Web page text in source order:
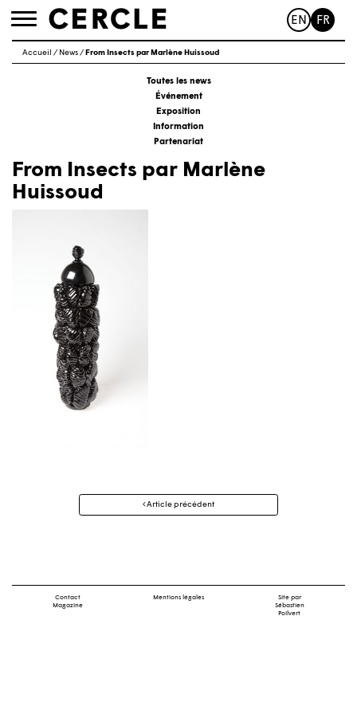
Toggle
EN FR
Accueil / News/ From Insects par Marlène Huissoud
Toutes les news
Événement
Exposition
Information
Partenariat
From Insects par Marlène
Huissoud
Navigation
Article précédent
Contact
Magazine
Mentions légales
Site par
Sébastien
Poilvert